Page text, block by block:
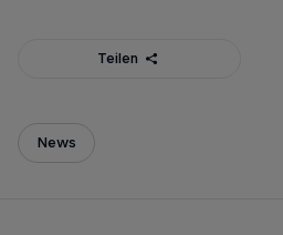
Teilen
News